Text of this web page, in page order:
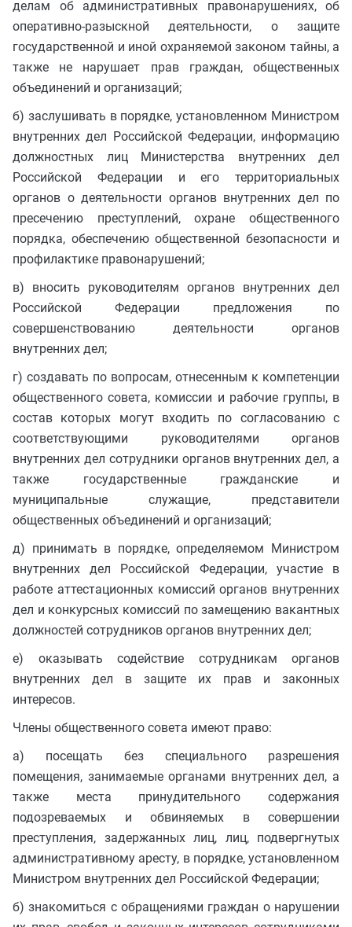
делам об административных правонарушениях, об
оперативно-разыскной деятельности, о защите
государственной и иной охраняемой законом тайны, а
также не нарушает прав граждан, общественных
объединений и организаций;
б) заслушивать в порядке, установленном Министром
внутренних дел Российской Федерации, информацию
должностных лиц Министерства внутренних дел
Российской Федерации и его территориальных
органов о деятельности органов внутренних дел по
пресечению преступлений, охране общественного
порядка, обеспечению общественной безопасности и
профилактике правонарушений;
в) вносить руководителям органов внутренних дел
Российской Федерации предложения по
совершенствованию деятельности органов
внутренних дел;
г) создавать по вопросам, отнесенным к компетенции
общественного совета, комиссии и рабочие группы, в
состав которых могут входить по согласованию с
соответствующими руководителями органов
внутренних дел сотрудники органов внутренних дел, а
также государственные гражданские и
муниципальные служащие, представители
общественных объединений и организаций;
д) принимать в порядке, определяемом Министром
внутренних дел Российской Федерации, участие в
работе аттестационных комиссий органов внутренних
дел и конкурсных комиссий по замещению вакантных
должностей сотрудников органов внутренних дел;
е) оказывать содействие сотрудникам органов
внутренних дел в защите их прав и законных
интересов.
Члены общественного совета имеют право:
а) посещать без специального разрешения
помещения, занимаемые органами внутренних дел, а
также места принудительного содержания
подозреваемых и обвиняемых в совершении
преступления, задержанных лиц, лиц, подвергнутых
административному аресту, в порядке, установленном
Министром внутренних дел Российской Федерации;
б) знакомиться с обращениями граждан о нарушении